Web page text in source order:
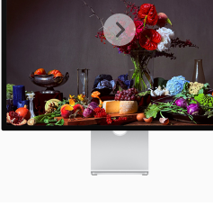
上
一
张
图
下
一
张
图